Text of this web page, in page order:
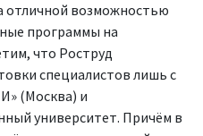
отличной возможностью
программы на
что Роструд
специалистов лишь с
(Москва) и
университет. Причём в